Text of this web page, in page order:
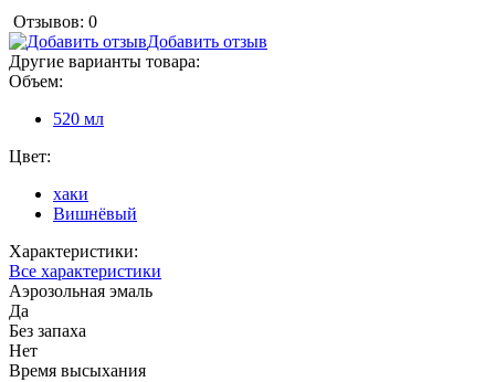
Отзывов: 0
Добавить отзыв
Другие варианты товара:
Объем:
520 мл
Цвет:
хаки
Вишнёвый
Характеристики:
Все характеристики
Аэрозольная эмаль
Да
Без запаха
Нет
Время высыхания